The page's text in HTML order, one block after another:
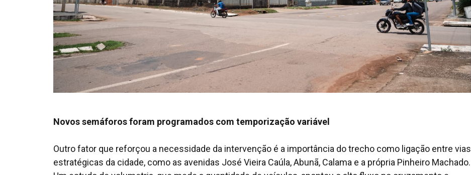
Novos semáforos foram programados com temporização variável
Outro fator que reforçou a necessidade da intervenção é a importância do trecho como ligação entre vias
estratégicas da cidade, como as avenidas José Vieira Caúla, Abunã, Calama e a própria Pinheiro Machado.